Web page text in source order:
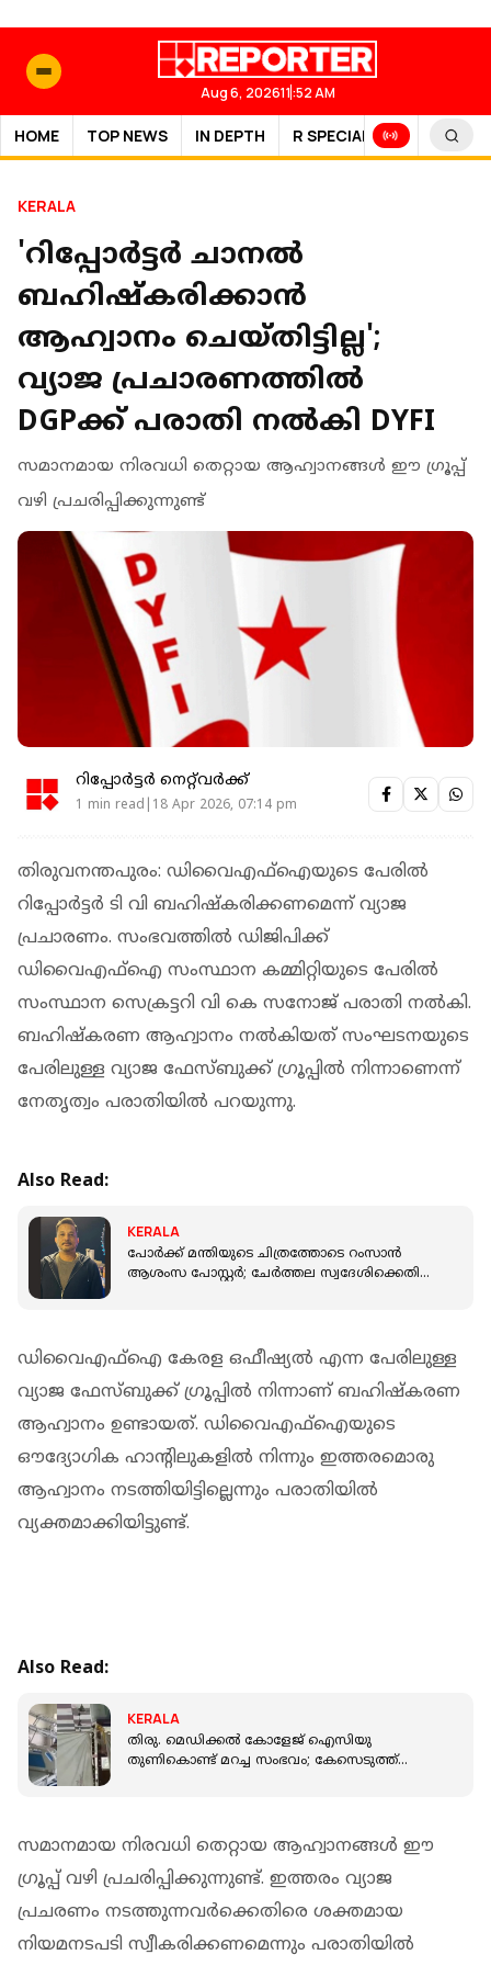
Aug 6, 202611:52 AM
HOME TOP NEWS IN DEPTH R SPECIAL SPORTS
KERALA
'റിപ്പോർട്ടർ ചാനൽ
ബഹിഷ്‌കരിക്കാൻ
ആഹ്വാനം ചെയ്തിട്ടില്ല';
വ്യാജ പ്രചാരണത്തിൽ
DGPക്ക് പരാതി നൽകി DYFI
സമാനമായ നിരവധി തെറ്റായ ആഹ്വാനങ്ങൾ ഈ ഗ്രൂപ്പ്
വഴി പ്രചരിപ്പിക്കുന്നുണ്ട്
റിപ്പോർട്ടർ നെറ്റ്‌വര്‍ക്ക്‌
1 min read|18 Apr 2026, 07:14 pm
തിരുവനന്തപുരം: ഡിവൈഎഫ്‌ഐയുടെ പേരിൽ
റിപ്പോർട്ടർ ടി വി ബഹിഷ്‌കരിക്കണമെന്ന് വ്യാജ
പ്രചാരണം. സംഭവത്തിൽ ഡിജിപിക്ക്
ഡിവൈഎഫ്‌ഐ സംസ്ഥാന കമ്മിറ്റിയുടെ പേരിൽ
സംസ്ഥാന സെക്രട്ടറി വി കെ സനോജ് പരാതി നൽകി.
ബഹിഷ്‌കരണ ആഹ്വാനം നൽകിയത് സംഘടനയുടെ
പേരിലുള്ള വ്യാജ ഫേസ്ബുക്ക് ഗ്രൂപ്പിൽ നിന്നാണെന്ന്
നേതൃത്വം പരാതിയിൽ പറയുന്നു.
Also Read:
KERALA
പോർക്ക് മന്തിയുടെ ചിത്രത്തോടെ റംസാൻ
ആശംസ പോസ്റ്റർ; ചേർത്തല സ്വദേശിക്കെതിരെ
ഡിവൈഎഫ്‌ഐ കേരള ഒഫീഷ്യൽ എന്ന പേരിലുള്ള
വ്യാജ ഫേസ്ബുക്ക് ഗ്രൂപ്പിൽ നിന്നാണ് ബഹിഷ്‌കരണ
ആഹ്വാനം ഉണ്ടായത്. ഡിവൈഎഫ്‌ഐയുടെ
ഔദ്യോഗിക ഹാന്റിലുകളിൽ നിന്നും ഇത്തരമൊരു
ആഹ്വാനം നടത്തിയിട്ടില്ലെന്നും പരാതിയിൽ
വ്യക്തമാക്കിയിട്ടുണ്ട്.
Also Read:
KERALA
തിരു. മെഡിക്കല്‍ കോളേജ് ഐസിയു
തുണികൊണ്ട് മറച്ച സംഭവം; കേസെടുത്ത്
സമാനമായ നിരവധി തെറ്റായ ആഹ്വാനങ്ങൾ ഈ
ഗ്രൂപ്പ് വഴി പ്രചരിപ്പിക്കുന്നുണ്ട്. ഇത്തരം വ്യാജ
പ്രചരണം നടത്തുന്നവർക്കെതിരെ ശക്തമായ
നിയമനടപടി സ്വീകരിക്കണമെന്നും പരാതിയിൽ